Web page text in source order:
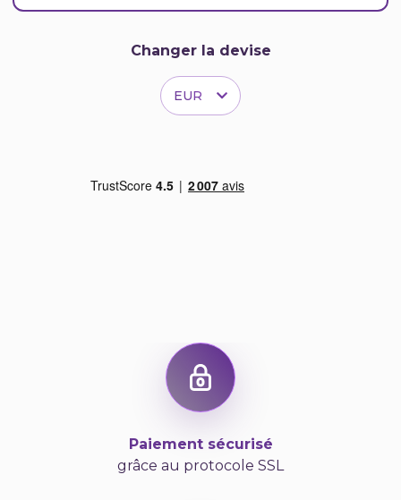
Changer la devise
EUR
Paiement sécurisé
grâce au protocole SSL